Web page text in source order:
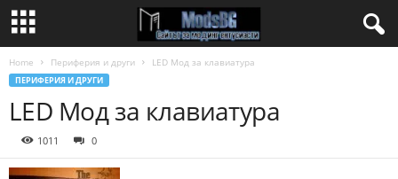
Home Периферия и други LED Мод за клавиатура
ПЕРИФЕРИЯ И ДРУГИ
LED Мод за клавиатура
1011 0